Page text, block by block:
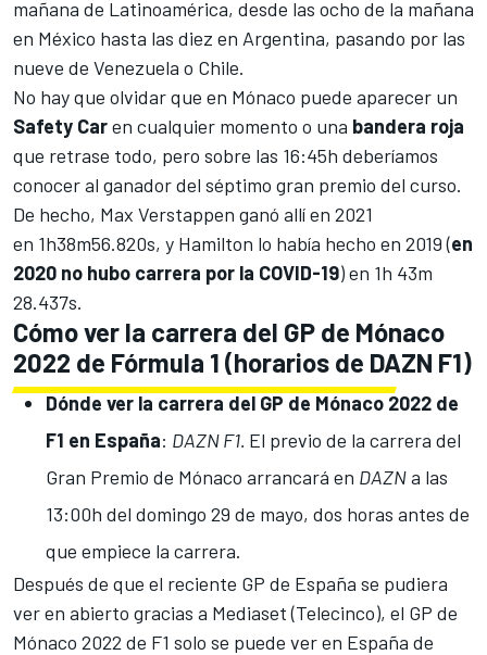
mañana de Latinoamérica, desde las ocho de la mañana
en México hasta las diez en Argentina, pasando por las
nueve de Venezuela o Chile.
No hay que olvidar que en Mónaco puede aparecer un
Safety Caren cualquier momento o una bandera roja
que retrase todo, pero sobre las 16:45h deberíamos
conocer al ganador del séptimo gran premio del curso.
De hecho, Max Verstappen ganó allí en 2021
en 1h38m56.820s, y Hamilton lo había hecho en 2019(en
2020 no hubo carrera por la COVID-19) en 1h 43m
28.437s.
Cómo ver la carrera del GP de Mónaco
2022 de Fórmula 1 (horarios de DAZN F1)
Dónde ver la carrera del GP de Mónaco 2022 de
F1 en España: DAZN F1. El previo de la carrera del
Gran Premio de Mónaco arrancará en DAZNa las
13:00h del domingo 29 de mayo, dos horas antes de
que empiece la carrera.
Después de que el reciente GP de España se pudiera
ver en abierto gracias a Mediaset (Telecinco), el GP de
Mónaco 2022 de F1 solo se puede ver en España de